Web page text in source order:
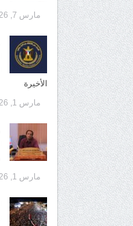
مارس 7, 2026
الأخيرة
مارس 1, 2026
مارس 1, 2026